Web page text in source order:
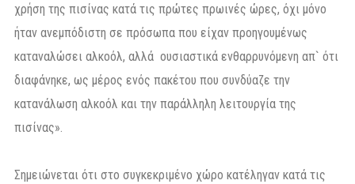
χρήση της πισίνας κατά τις πρώτες πρωινές ώρες, όχι μόνο
ήταν ανεμπόδιστη σε πρόσωπα που είχαν προηγουμένως
καταναλώσει αλκοόλ, αλλά ουσιαστικά ενθαρρυνόμενη απ` ότι
διαφάνηκε, ως μέρος ενός πακέτου που συνδύαζε την
κατανάλωση αλκοόλ και την παράλληλη λειτουργία της
πισίνας».
Σημειώνεται ότι στο συγκεκριμένο χώρο κατέληγαν κατά τις